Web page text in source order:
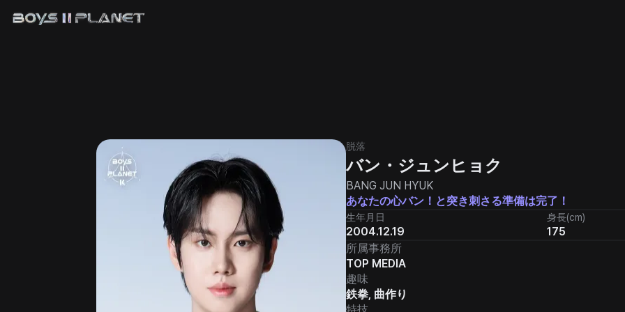
脱落
バン・ジュンヒョク
BANG JUN HYUK
あなたの心バン！と突き刺さる準備は完了！
生年月日
2004.12.19
身長(cm)
175
所属事務所
TOP MEDIA
趣味
鉄拳, 曲作り